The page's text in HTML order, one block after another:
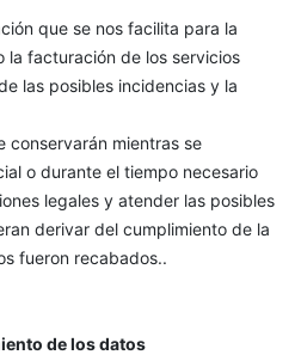
que se nos facilita para la
la facturación de los servicios
las posibles incidencias y la
conservarán mientras se
o durante el tiempo necesario
legales y atender las posibles
derivar del cumplimiento de la
fueron recabados..
de los datos